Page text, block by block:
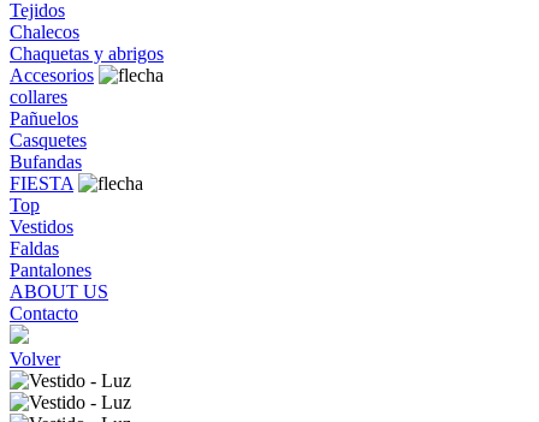
Tejidos
Chalecos
Chaquetas y abrigos
Accesorios
collares
Pañuelos
Casquetes
Bufandas
FIESTA
Top
Vestidos
Faldas
Pantalones
ABOUT US
Contacto
Volver